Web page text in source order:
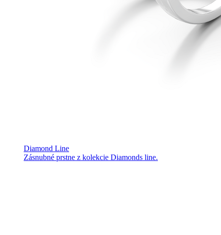
Diamond Line
Zásnubné prstne z kolekcie Diamonds line.